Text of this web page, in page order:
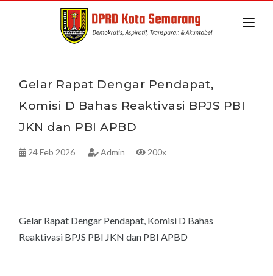
TENTANG DPRD
INFO DPRD
ALAT KELENGKAPAN
SEKRETARIAT DPRD
PPID
‎Gelar Rapat Dengar Pendapat,
Komisi D Bahas Reaktivasi BPJS PBI
JKN dan PBI APBD ‎
24 Feb 2026 Admin 200x
‎Gelar Rapat Dengar Pendapat, Komisi D Bahas
Reaktivasi BPJS PBI JKN dan PBI APBD